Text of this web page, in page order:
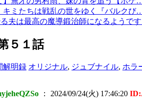
キミたちは戦乱の世をゆく『バルクび
る夫は最高の魔導鍛治師になるようで
５１話
解明録 オリジナル, ジュブナイル, ホラ
： 2024/09/24(火) 17:46:20